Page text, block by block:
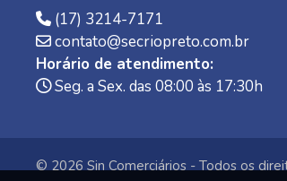
(17) 3214-7171
contato@secriopreto.com.br
Horário de atendimento:
Seg. a Sex. das 08:00 às 17:30h
© 2026 Sin Comerciários - Todos os